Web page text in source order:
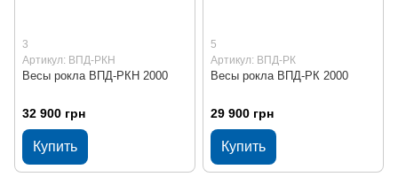
3
Артикул: ВПД-РКН
Весы рокла ВПД-РКН 2000
32 900 грн
Купить
5
Артикул: ВПД-РК
Весы рокла ВПД-РК 2000
29 900 грн
Купить